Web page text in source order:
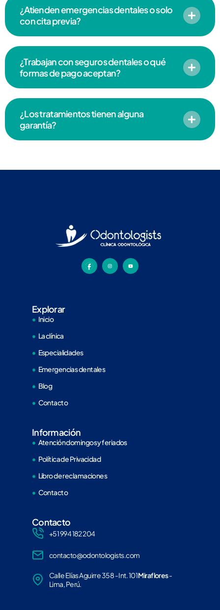
¿Atienden emergencias dentales o solo
con cita previa?
¿Trabajan con seguros dentales o qué
formas de pago aceptan?
¿Los tratamientos tienen alguna
garantía?
Explorar
Inicio
La clínica
Especialidades
Emergencias dentales
Blog
Contacto
Información
Atención domingos y feriados
Política de Privacidad
Libro de reclamaciones
Contacto
Contacto
+51 994 182 204
contacto@odontologists.com
Calle Elías Aguirre 358 - Int. 101Miraflores-
Lima, Perú.